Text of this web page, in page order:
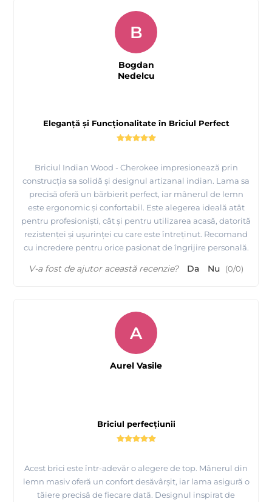
Eleganță și Funcționalitate în Briciul Perfect
Briciul Indian Wood - Cherokee impresionează prin
construcția sa solidă și designul artizanal indian. Lama sa
precisă oferă un bărbierit perfect, iar mânerul de lemn
este ergonomic și confortabil. Este alegerea ideală atât
pentru profesioniști, cât și pentru utilizarea acasă, datorită
rezistenței și ușurinței cu care este întreținut. Recomand
cu incredere pentru orice pasionat de îngrijire personală.
B
Bogdan
Nedelcu
V-a fost de ajutor această recenzie? Da Nu (0/0)
Briciul perfecțiunii
Acest brici este într-adevăr o alegere de top. Mânerul din
lemn masiv oferă un confort desăvârșit, iar lama asigură o
tăiere precisă de fiecare dată. Designul inspirat de
A
Aurel Vasile